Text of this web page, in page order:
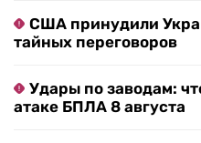
США принудили
тайных переговоров
Удары по заводам:
атаке БПЛА 8 августа